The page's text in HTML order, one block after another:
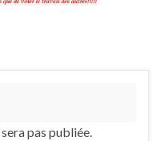
pas publiée.